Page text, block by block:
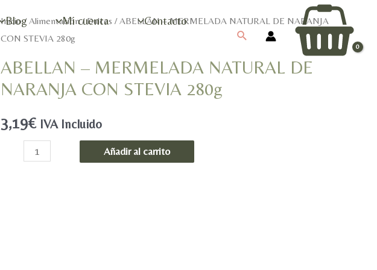
Blog Mi cuenta Contacto
Buscar
Inicio/Alimentación/Dulces / ABELLAN – MERMELADA NATURAL DE NARANJA
CON STEVIA 280g
ABELLAN – MERMELADA NATURAL DE
NARANJA CON STEVIA 280g
3,19€ IVA Incluido
ABELLAN
Añadir al carrito